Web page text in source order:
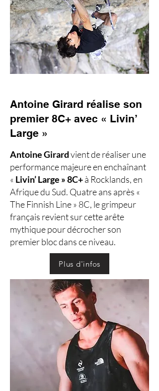
Antoine Girard réalise son
premier 8C+ avec « Livin’
Large »
Antoine Girardvient de réaliser une
performance majeure en enchaînant
« Livin’ Large » 8C+à Rocklands, en
Afrique du Sud. Quatre ans après «
The Finnish Line » 8C, le grimpeur
français revient sur cette arête
mythique pour décrocher son
premier bloc dans ce niveau.
Plus d'infos